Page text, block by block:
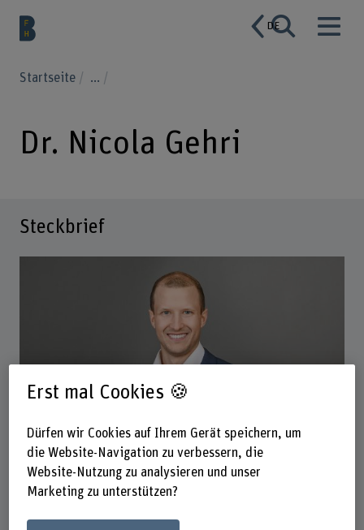
DE
Startseite ...
Dr. Nicola Gehri
Steckbrief
Dr. Nicola Gehri
Dozent
Kontakt
Erst mal Cookies 🍪
Dürfen wir Cookies auf Ihrem Gerät speichern, um
die Website-Navigation zu verbessern, die
Website-Nutzung zu analysieren und unser
Marketing zu unterstützen?